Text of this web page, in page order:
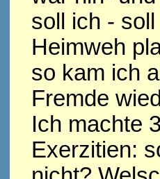
soll ich -
Heimweh
so kam ich
Fremde
Ich machte
Exerzitien: